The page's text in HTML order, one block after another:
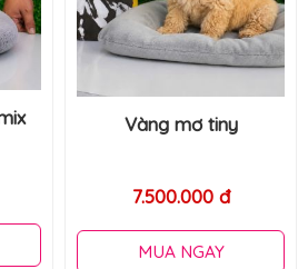
Poodle vàng mơ tai gấu
mix teacup
15.000.000 đ
MUA NGAY